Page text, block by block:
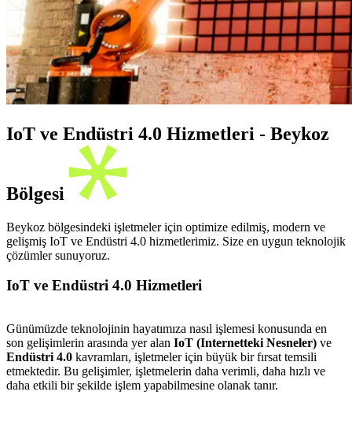
IoT ve Endüstri 4.0 Hizmetleri - Beykoz
Bölgesi
Beykoz bölgesindeki işletmeler için optimize edilmiş, modern ve
gelişmiş IoT ve Endüstri 4.0 hizmetlerimiz. Size en uygun teknolojik
çözümler sunuyoruz.
IoT ve Endüstri 4.0 Hizmetleri
Günümüzde teknolojinin hayatımıza nasıl işlemesi konusunda en
son gelişimlerin arasında yer alan IoT (Internetteki Nesneler) ve
Endüstri 4.0 kavramları, işletmeler için büyük bir fırsat temsili
etmektedir. Bu gelişimler, işletmelerin daha verimli, daha hızlı ve
daha etkili bir şekilde işlem yapabilmesine olanak tanır.